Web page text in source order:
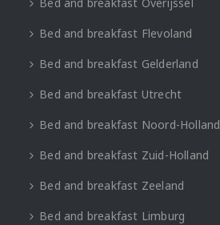
Bed and breakfast Flevoland
Bed and breakfast Gelderland
Bed and breakfast Utrecht
Bed and breakfast Noord-Holland
Bed and breakfast Zuid-Holland
Bed and breakfast Zeeland
Bed and breakfast Limburg